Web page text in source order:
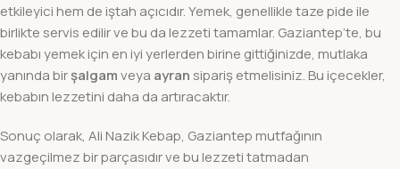
etkileyici hem de iştah açıcıdır. Yemek, genellikle taze pide ile
birlikte servis edilir ve bu da lezzeti tamamlar. Gaziantep’te, bu
kebabı yemek için en iyi yerlerden birine gittiğinizde, mutlaka
yanında birşalgamveya ayran sipariş etmelisiniz. Bu içecekler,
kebabın lezzetini daha da artıracaktır.
Sonuç olarak, Ali Nazik Kebap, Gaziantep mutfağının
vazgeçilmez bir parçasıdır ve bu lezzeti tatmadan